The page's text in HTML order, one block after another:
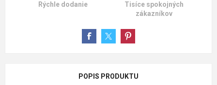
Rýchle dodanie
Tisíce spokojných
zákazníkov
POPIS PRODUKTU